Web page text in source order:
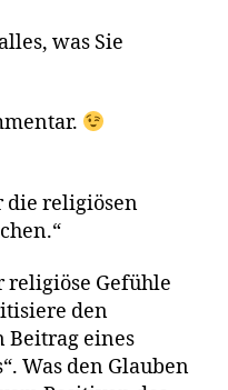
was Sie
die religiösen
religiöse Gefühle
den
Beitrag eines
Was den Glauben